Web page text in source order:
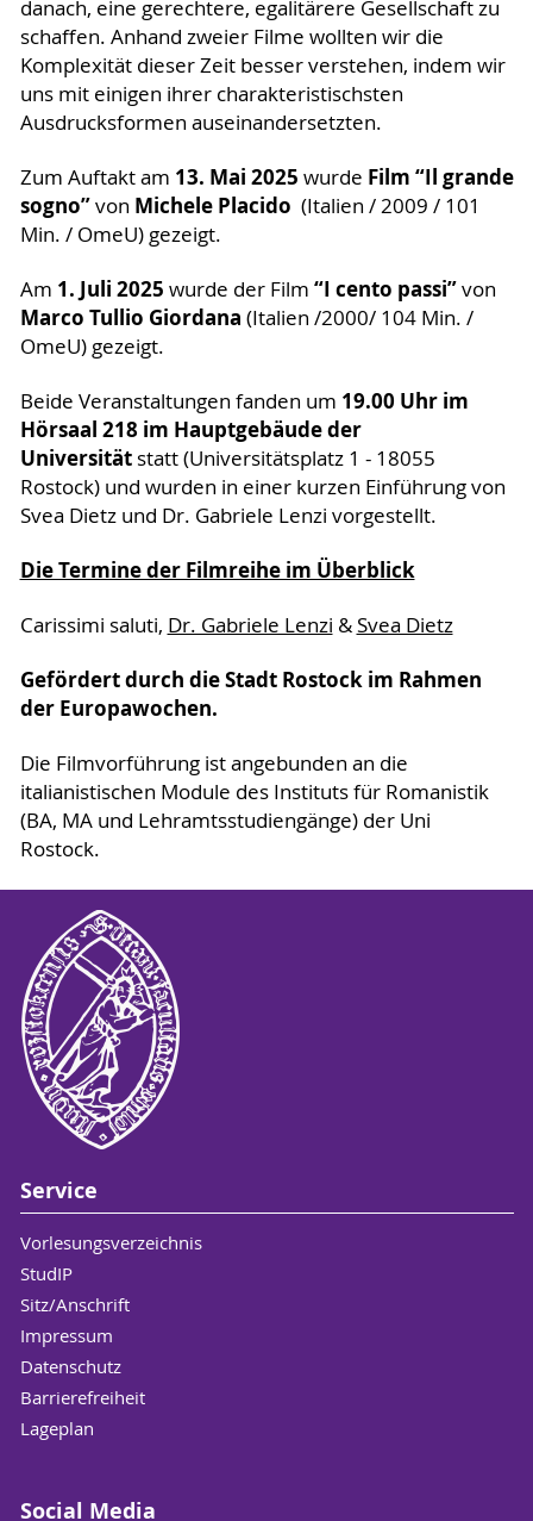
danach, eine gerechtere, egalitärere Gesellschaft zu
schaffen. Anhand zweier Filme wollten wir die
Komplexität dieser Zeit besser verstehen, indem wir
uns mit einigen ihrer charakteristischsten
Ausdrucksformen auseinandersetzten.
Zum Auftakt am 13. Mai 2025 wurde Film “Il grande
sogno”von Michele Placido (Italien / 2009 / 101
Min. / OmeU) gezeigt.
Am 1. Juli 2025 wurde der Film “I cento passi”von
Marco Tullio Giordana (Italien /2000/ 104 Min. /
OmeU) gezeigt.
Beide Veranstaltungen fanden um 19.00 Uhr im
Hörsaal 218 im Hauptgebäude der
Universität statt (Universitätsplatz 1 - 18055
Rostock) und wurden in einer kurzen Einführung von
Svea Dietz und Dr. Gabriele Lenzi vorgestellt.
Die Termine der Filmreihe im Überblick
Carissimi saluti, Dr. Gabriele Lenzi & Svea Dietz
Gefördert durch die Stadt Rostock im Rahmen
der Europawochen.
Die Filmvorführung ist angebunden an die
italianistischen Module des Instituts für Romanistik
(BA, MA und Lehramtsstudiengänge) der Uni
Rostock.
Service
Vorlesungsverzeichnis
StudIP
Sitz/Anschrift
Impressum
Datenschutz
Barrierefreiheit
Lageplan
Social Media